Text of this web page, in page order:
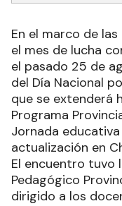
En el marco de
el mes de lucha
el pasado 25 de
del Día Nacional
que se extenderá
Programa
Jornada
actualización en
El encuentro tuvo
Pedagógico
dirigido a los